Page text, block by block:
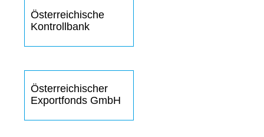
Österreichische
Kontrollbank
Österreichischer
Exportfonds GmbH